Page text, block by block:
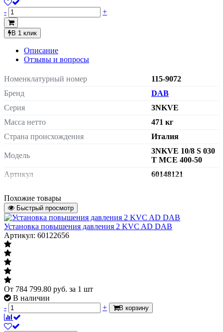
- +
В 1 клик
Описание
Отзывы и вопросы
Номенклатурный номер
115-9072
Бренд
DAB
Серия
3NKVE
Масса нетто
471 кг
Страна происхождения
Италия
Модель
3NKVE 10/8 S 030
T MCE 400-50
Артикул
60148121
Присоединение
Диаметр присоединения патрубков
трубопровода насосной станции
Управление
Тип присоединения
Тип используемых насосов
Тип используемых насосов
Тип насоса установленного в насосной
Похожие товары
Быстрый просмотр
Установка повышения давления 2 KVC AD DAB
Артикул: 60122656
От 784 799.80 руб. за 1 шт
В наличии
-
+ В корзину